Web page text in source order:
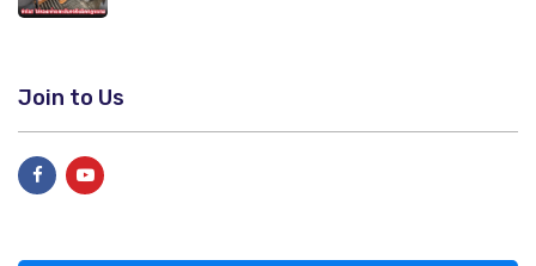
Join to Us